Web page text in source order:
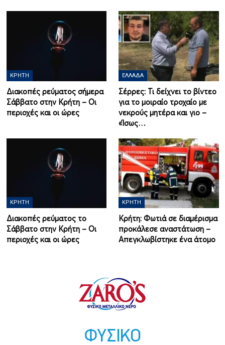
ΚΡΉΤΗ
Διακοπές ρεύματος σήμερα
Σάββατο στην Κρήτη – Οι
περιοχές και οι ώρες
ΕΛΛΆΔΑ
Σέρρες: Τι δείχνει το βίντεο
για το μοιραίο τροχαίο με
νεκρούς μητέρα και γιο –
«Ίσως…
ΚΡΉΤΗ
Διακοπές ρεύματος το
Σάββατο στην Κρήτη – Οι
περιοχές και οι ώρες
ΚΡΉΤΗ
Κρήτη: Φωτιά σε διαμέρισμα
προκάλεσε αναστάτωση –
Απεγκλωβίστηκε ένα άτομο